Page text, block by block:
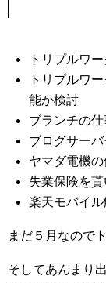
トリプルワ
トリプルワ
能か検討
ブランチの
ブログサー
ヤマダ電機
失業保険を貰
楽天モバイル
まだ５月なので
そしてあんまり